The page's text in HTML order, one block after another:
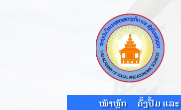
ໜ້າຫຼັກ ຄັ້ງປື້ມ ແລະ